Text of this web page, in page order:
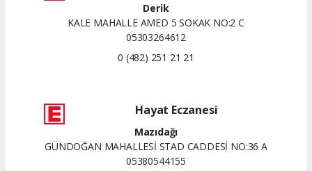
Derik
KALE MAHALLE AMED 5 SOKAK NO:2 C
05303264612
0 (482) 251 21 21
Hayat Eczanesi
Mazıdağı
GÜNDOĞAN MAHALLESİ STAD CADDESİ NO:36 A
05380544155